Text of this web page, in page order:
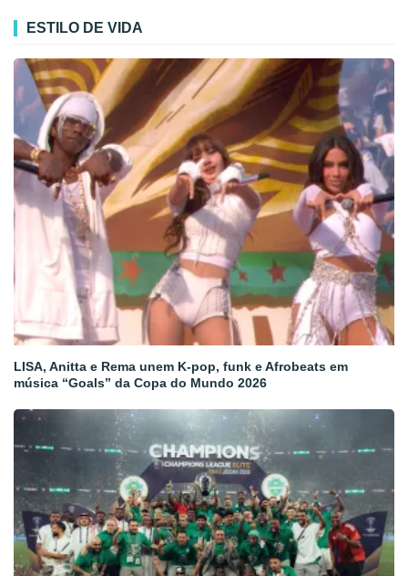
ESTILO DE VIDA
LISA, Anitta e Rema unem K-pop, funk e Afrobeats em
música “Goals” da Copa do Mundo 2026